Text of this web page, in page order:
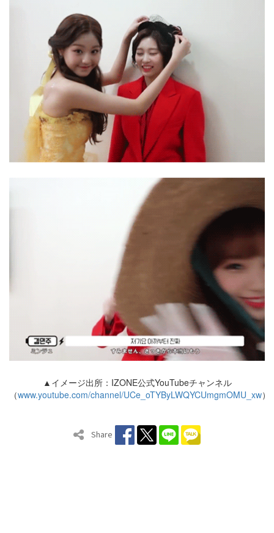
▲イメージ出所：IZONE公式YouTubeチャンネル
（www.youtube.com/channel/UCe_oTYByLWQYCUmgmOMU_xw）
Share